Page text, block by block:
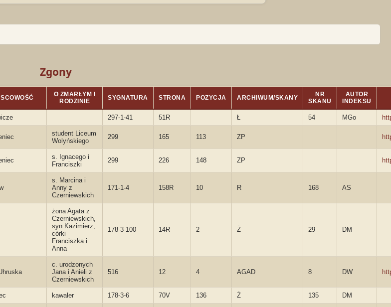
Zgony
O ZMARŁYM I
RODZINIE
SYGNATURA STRONA POZYCJA ARCHIWUM/SKANY
NR
SKANU
AUTOR
INDEKSU
297-1-41 51R Ł 54 MGo
student Liceum
Wolyńskiego
299 165 113 ZP
s. Ignacego i
Franciszki
299 226 148 ZP
s. Marcina i
Anny z
Czerniewskich
171-1-4 158R 10 R 168 AS
żona Agata z
Czerniewskich,
syn Kazimierz,
córki
Franciszka i
Anna
178-3-100 14R 2 Ż 29 DM
c. urodzonych
Jana i Anieli z
Czerniewskich
516 12 4 AGAD 8 DW
kawaler 178-3-6 70V 136 Ż 135 DM